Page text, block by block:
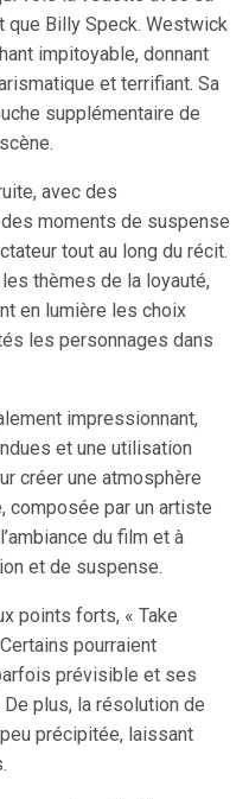
Billy Speck. Westwick
impitoyable, donnant
et terrifiant. Sa
supplémentaire de
avec des
moments de suspense
tout au long du récit.
thèmes de la loyauté,
en lumière les choix
les personnages dans
impressionnant,
et une utilisation
créer une atmosphère
composée par un artiste
du film et à
et de suspense.
points forts, « Take
pourraient
prévisible et ses
plus, la résolution de
précipitée, laissant